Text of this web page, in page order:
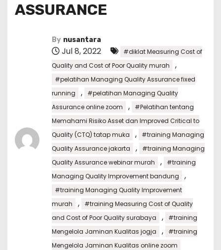
ASSURANCE
By nusantara
Jul 8, 2022
#diklat Measuring Cost of
Quality and Cost of Poor Quality murah
,
#pelatihan Managing Quality Assurance fixed
running
,
#pelatihan Managing Quality
Assurance online zoom
,
#Pelatihan tentang
Memahami Risiko Asset dan Improved Critical to
Quality (CTQ) tatap muka
,
#training Managing
Quality Assurance jakarta
,
#training Managing
Quality Assurance webinar murah
,
#training
Managing Quality Improvement bandung
,
#training Managing Quality Improvement
murah
,
#training Measuring Cost of Quality
and Cost of Poor Quality surabaya
,
#training
Mengelola Jaminan Kualitas jogja
,
#training
Mengelola Jaminan Kualitas online zoom